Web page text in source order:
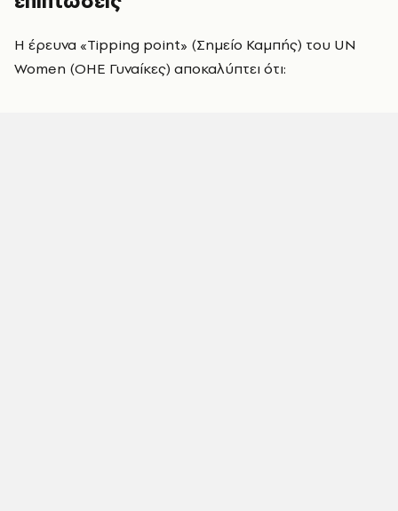
Η έρευνα «Tipping point» (Σημείο Καμπής) του UN
Women (ΟΗΕ Γυναίκες) αποκαλύπτει ότι: